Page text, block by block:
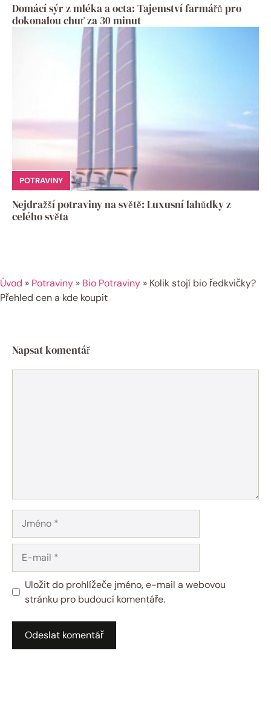
Domácí sýr z mléka a octa: Tajemství farmářů pro
dokonalou chuť za 30 minut
POTRAVINY
Nejdražší potraviny na světě: Luxusní lahůdky z
celého světa
Úvod » Potraviny » Bio Potraviny » Kolik stojí bio ředkvičky?
Přehled cen a kde koupit
Napsat komentář
mail
Uložit do prohlížeče jméno, e-mail a webovou
stránku pro budoucí komentáře.